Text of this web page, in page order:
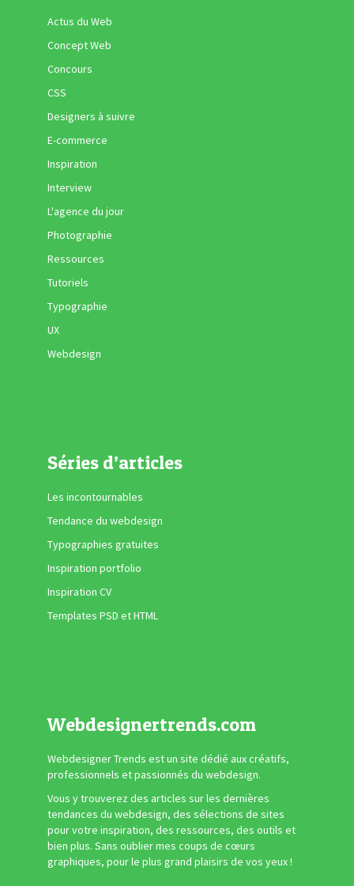
Actus du Web
Concept Web
Concours
CSS
Designers à suivre
E-commerce
Inspiration
Interview
L'agence du jour
Photographie
Ressources
Tutoriels
Typographie
UX
Webdesign
Séries d’articles
Les incontournables
Tendance du webdesign
Typographies gratuites
Inspiration portfolio
Inspiration CV
Templates PSD et HTML
Webdesignertrends.com
Webdesigner Trends est un site dédié aux créatifs,
professionnels et passionnés du webdesign.
Vous y trouverez des articles sur les dernières
tendances du webdesign, des sélections de sites
pour votre inspiration, des ressources, des outils et
bien plus. Sans oublier mes coups de cœurs
graphiques, pour le plus grand plaisirs de vos yeux !